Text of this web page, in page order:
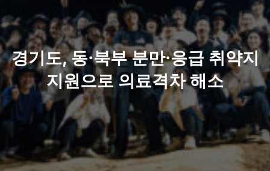
경기도, 동·북부 분만·응급 취약지
지원으로 의료격차 해소